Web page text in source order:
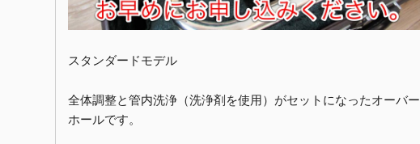
スタンダードモデル
全体調整と管内洗浄（洗浄剤を使用）がセットになったオーバー
ホールです。